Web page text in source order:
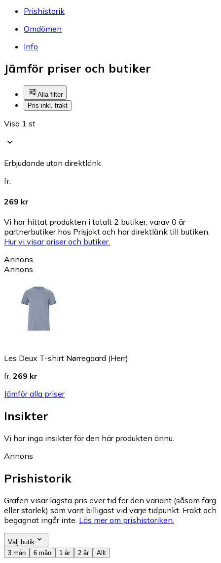
Prishistorik
Omdömen
Info
Jämför priser och butiker
Alla filter
Pris inkl. frakt
Visa 1 st
Erbjudande utan direktlänk
fr.
269 kr
Vi har hittat produkten i totalt 2 butiker, varav 0 är
partnerbutiker hos Prisjakt och har direktlänk till butiken.
Hur vi visar priser och butiker.
Annons
Annons
Les Deux T-shirt Nørregaard (Herr)
fr. 269 kr
Jämför alla priser
Insikter
Vi har inga insikter för den här produkten ännu.
Annons
Prishistorik
Grafen visar lägsta pris över tid för den variant (såsom färg
eller storlek) som varit billigast vid varje tidpunkt. Frakt och
begagnat ingår inte. Läs mer om prishistoriken.
Välj butik
3 mån
6 mån 1 år 2 år Allt